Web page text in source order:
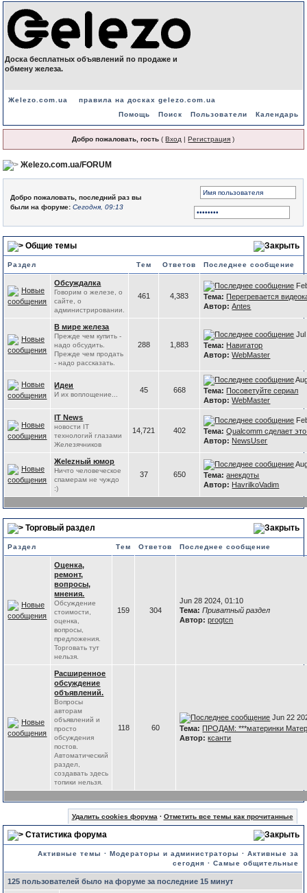
Доска бесплатных объявлений по продаже и
обмену железа.
Жelezo.com.ua
правила на досках gelezo.com.ua
Помощь
Поиск Пользователи Календарь
Добро пожаловать, гость (Вход |Регистрация )
Жelezo.com.ua/FORUM
Добро пожаловать, последний раз вы
были на форуме:Сегодня, 09:13
Общие темы
Раздел Тем Ответов Последнее сообщение
Обсуждалка
Говорим о железе, о
сайте, о
администрировании.
461 4,383
Тема: Перегревается
Автор: Antes
В мире железа
Прежде чем купить -
надо обсудить.
Прежде чем продать
- надо рассказать.
288 1,883
Тема: Навигатор
Автор: WebMaster
Идеи
И их воплощение...
45 668
Тема: Посоветуйте сериал
Автор: WebMaster
IT News
новости IT
технологий глазами
Железячников
14,721 402
Тема: Qualcomm сделает
Автор: NewsUser
Жelezный юмор
Ничто человеческое
спамерам не чуждо
:)
37 650
Тема: анекдоты
Автор: HavrilkoVadim
Торговый раздел
Раздел Тем Ответов Последнее сообщение
Оценка,
ремонт,
вопросы,
мнения.
Обсуждение
стоимости,
оценка,
вопросы,
предложения.
Торговать тут
нельзя.
159 304
Jun 28 2024, 01:10
Тема: Приватный раздел
Автор: progtcn
Расширенное
обсуждение
объявлений.
Вопросы
авторам
объявлений и
просто
обсуждения
постов.
Автоматический
раздел,
создавать здесь
топики нельзя.
118 60
Jun 22
Тема: ПРОДАМ: ***материнки
Автор: ксанти
Удалить cookies форума · Отметить все темы как прочитанные
Статистика форума
Активные темы ·Модераторы и администраторы ·Активные за
сегодня ·Самые общительные
125 пользователей было на форуме за последние 15 минут